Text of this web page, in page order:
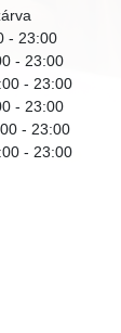
- 23:00
- 23:00
- 23:00
- 23:00
- 23:00
- 23:00